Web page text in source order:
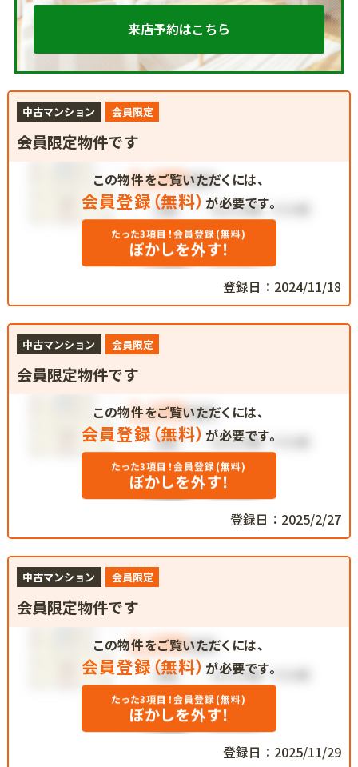
来店予約はこちら
中古マンション 会員限定
会員限定物件です
この物件をご覧いただくには、
会員登録（無料） が必要です。
たった3項目！会員登録(無料)
ぼかしを外す！
登録日：2024/11/18
中古マンション 会員限定
会員限定物件です
この物件をご覧いただくには、
会員登録（無料） が必要です。
たった3項目！会員登録(無料)
ぼかしを外す！
登録日：2025/2/27
中古マンション 会員限定
会員限定物件です
この物件をご覧いただくには、
会員登録（無料） が必要です。
たった3項目！会員登録(無料)
ぼかしを外す！
登録日：2025/11/29